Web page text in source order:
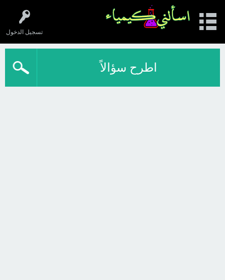
تسجيل الدخول
اطرح سؤالاً